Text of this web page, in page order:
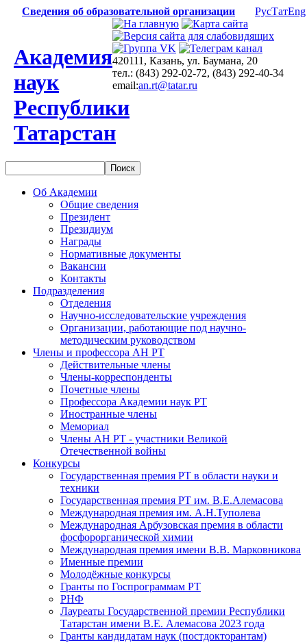
Сведения об образовательной организации РусТатEng
Академия
наук
Республики
Татарстан
420111, Казань, ул. Баумана, 20
тел.: (843) 292-02-72, (843) 292-40-34
email:an.rt@tatar.ru
Об Академии
Общие сведения
Президент
Президиум
Награды
Нормативные документы
Вакансии
Контакты
Подразделения
Отделения
Научно-исследовательские учреждения
Организации, работающие под научно-
методическим руководством
Члены и профессора АН РТ
Действительные члены
Члены-корреспонденты
Почетные члены
Профессора Академии наук РТ
Иностранные члены
Мемориал
Члены АН РТ - участники Великой
Отечественной войны
Конкурсы
Государственная премия РТ в области науки и
техники
Государственная премия РТ им. В.Е.Алемасова
Международная премия им. А.Н.Туполева
Международная Арбузовская премия в области
фосфорорганической химии
Международная премия имени В.В. Марковникова
Именные премии
Молодёжные конкурсы
Гранты по Госпрограммам РТ
РНФ
Лауреаты Государственной премии Республики
Татарстан имени В.Е. Алемасова 2023 года
Гранты кандидатам наук (постдокторантам)